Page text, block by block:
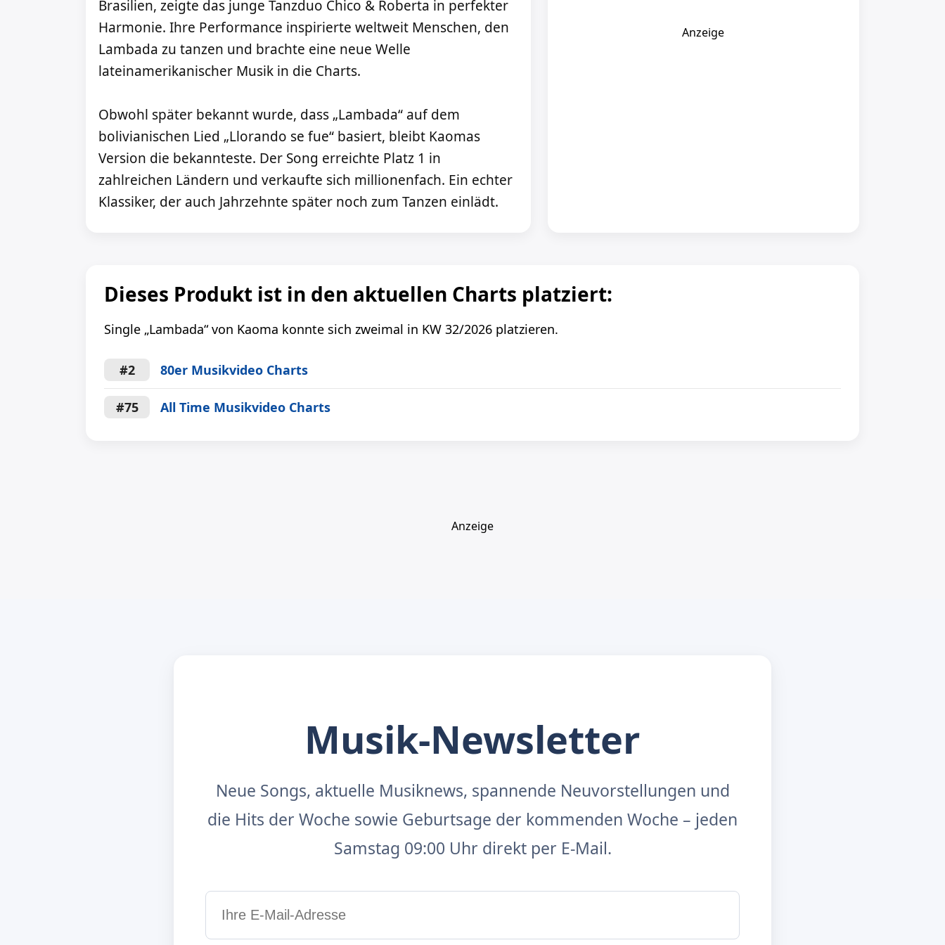
Brasilien, zeigte das junge Tanzduo Chico & Roberta in perfekter
Harmonie. Ihre Performance inspirierte weltweit Menschen, den
Lambada zu tanzen und brachte eine neue Welle
lateinamerikanischer Musik in die Charts.
Obwohl später bekannt wurde, dass „Lambada“ auf dem
bolivianischen Lied „Llorando se fue“ basiert, bleibt Kaomas
Version die bekannteste. Der Song erreichte Platz 1 in
zahlreichen Ländern und verkaufte sich millionenfach. Ein echter
Klassiker, der auch Jahrzehnte später noch zum Tanzen einlädt.
Anzeige
Dieses Produkt ist in den aktuellen Charts platziert:
Single „Lambada“ von Kaoma konnte sich zweimal in KW 32/2026 platzieren.
#2 80er Musikvideo Charts
#75 All Time Musikvideo Charts
Anzeige
Musik-Newsletter
Neue Songs, aktuelle Musiknews, spannende Neuvorstellungen und
die Hits der Woche sowie Geburtsage der kommenden Woche – jeden
Samstag 09:00 Uhr direkt per E-Mail.